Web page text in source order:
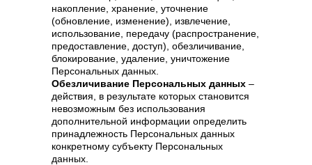
накопление, хранение, уточнение
(обновление, изменение), извлечение,
использование, передачу (распространение,
предоставление, доступ), обезличивание,
блокирование, удаление, уничтожение
Персональных данных.
Обезличивание Персональных данных –
действия, в результате которых становится
невозможным без использования
дополнительной информации определить
принадлежность Персональных данных
конкретному субъекту Персональных
данных.